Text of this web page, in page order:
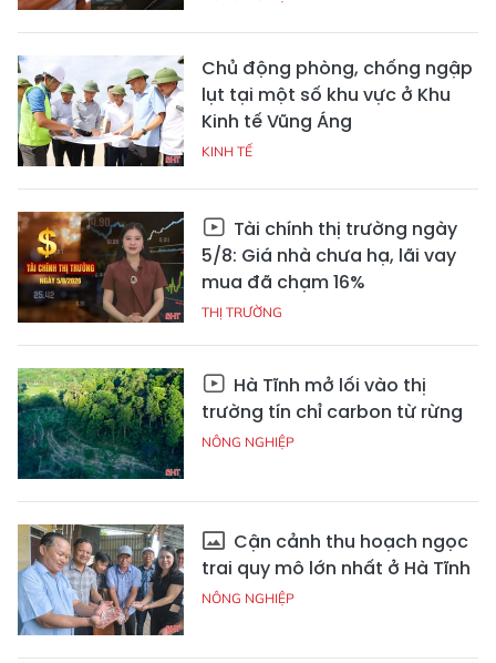
Chủ động phòng, chống ngập
lụt tại một số khu vực ở Khu
Kinh tế Vũng Áng
KINH TẾ
Tài chính thị trường ngày
5/8: Giá nhà chưa hạ, lãi vay
mua đã chạm 16%
THỊ TRƯỜNG
Hà Tĩnh mở lối vào thị
trường tín chỉ carbon từ rừng
NÔNG NGHIỆP
Cận cảnh thu hoạch ngọc
trai quy mô lớn nhất ở Hà Tĩnh
NÔNG NGHIỆP